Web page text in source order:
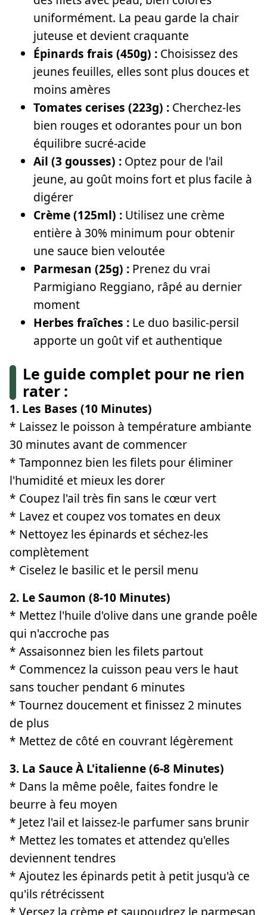
uniformément. La peau garde la chair
juteuse et devient craquante
Épinards frais (450g) : Choisissez des
jeunes feuilles, elles sont plus douces et
moins amères
Tomates cerises (223g) : Cherchez-les
bien rouges et odorantes pour un bon
équilibre sucré-acide
Ail (3 gousses) : Optez pour de l'ail
jeune, au goût moins fort et plus facile à
digérer
Crème (125ml) : Utilisez une crème
entière à 30% minimum pour obtenir
une sauce bien veloutée
Parmesan (25g) : Prenez du vrai
Parmigiano Reggiano, râpé au dernier
moment
Herbes fraîches : Le duo basilic-persil
apporte un goût vif et authentique
Le guide complet pour ne rien
rater :
1. Les Bases (10 Minutes)
* Laissez le poisson à température ambiante
30 minutes avant de commencer
* Tamponnez bien les filets pour éliminer
l'humidité et mieux les dorer
* Coupez l'ail très fin sans le cœur vert
* Lavez et coupez vos tomates en deux
* Nettoyez les épinards et séchez-les
complètement
* Ciselez le basilic et le persil menu
2. Le Saumon (8-10 Minutes)
* Mettez l'huile d'olive dans une grande poêle
qui n'accroche pas
* Assaisonnez bien les filets partout
* Commencez la cuisson peau vers le haut
sans toucher pendant 6 minutes
* Tournez doucement et finissez 2 minutes
de plus
* Mettez de côté en couvrant légèrement
3. La Sauce À L'italienne (6-8 Minutes)
* Dans la même poêle, faites fondre le
beurre à feu moyen
* Jetez l'ail et laissez-le parfumer sans brunir
* Mettez les tomates et attendez qu'elles
deviennent tendres
* Ajoutez les épinards petit à petit jusqu'à ce
qu'ils rétrécissent
* Versez la crème et saupoudrez le parmesan